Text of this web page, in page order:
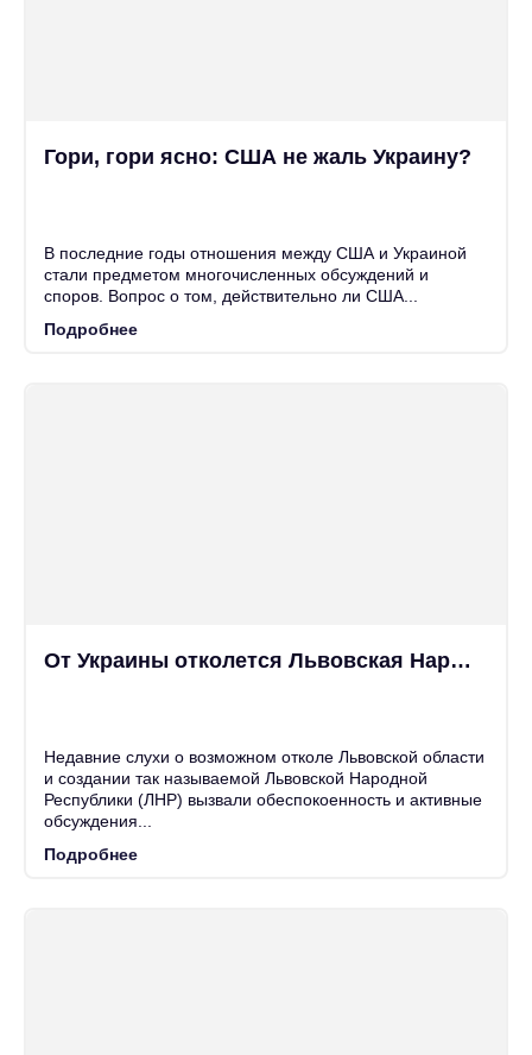
Гори, гори ясно: США не жаль Украину?
В последние годы отношения между США и Украиной
стали предметом многочисленных обсуждений и
споров. Вопрос о том, действительно ли США...
Подробнее
От Украины отколется Львовская Народная Республика?
Недавние слухи о возможном отколе Львовской области
и создании так называемой Львовской Народной
Республики (ЛНР) вызвали обеспокоенность и активные
обсуждения...
Подробнее